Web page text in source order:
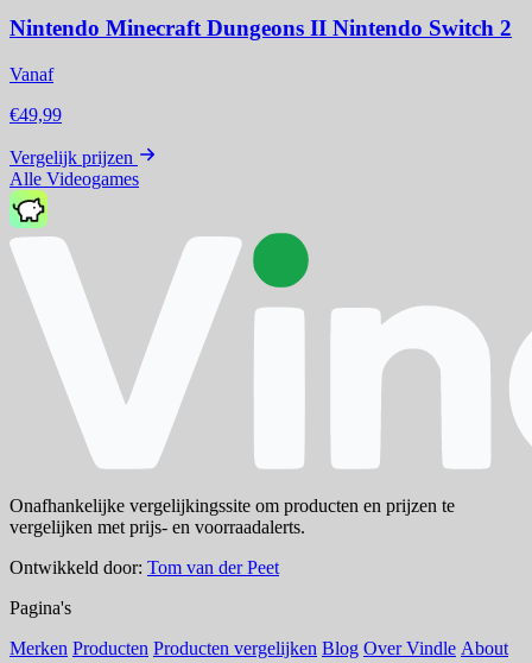
Nintendo Minecraft Dungeons II Nintendo Switch 2
Vanaf
€49,99
Vergelijk prijzen
Alle Videogames
Onafhankelijke vergelijkingssite om producten en prijzen te
vergelijken met prijs- en voorraadalerts.
Ontwikkeld door: Tom van der Peet
Pagina's
Merken Producten Producten vergelijken Blog Over Vindle About